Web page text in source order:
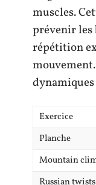
muscles.
prévenir les
répétition
Exercice
Planche
Mountain
Russian twists